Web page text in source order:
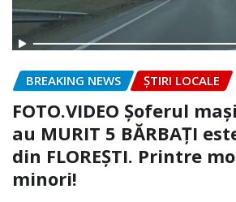
BREAKING NEWS ȘTIRI LOCALE
FOTO.VIDEO Șoferul
au MURIT 5 BĂRBAȚI
din FLOREȘTI. Printre
minori!